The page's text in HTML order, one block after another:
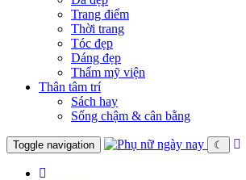
Trang điểm
Thời trang
Tóc đẹp
Dáng đẹp
Thẩm mỹ viện
Thân tâm trí
Sách hay
Sống chậm & cân bằng
Toggle navigation ☾